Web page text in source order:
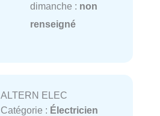
dimanche : non
renseigné
ALTERN ELEC
Catégorie : Électricien